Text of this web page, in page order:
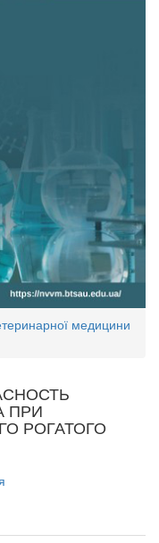
медицини
ПРИ
РОГАТОГО